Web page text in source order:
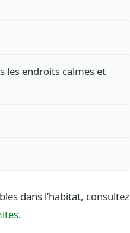
les endroits calmes et
dans l’habitat, consultez
.